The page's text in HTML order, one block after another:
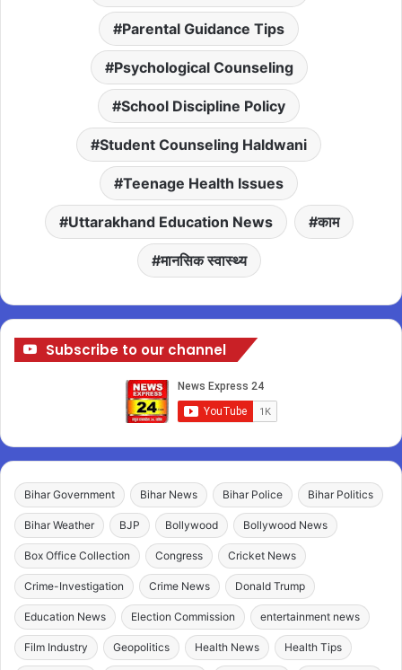
Parental Guidance Tips
Psychological Counseling
School Discipline Policy
Student Counseling Haldwani
Teenage Health Issues
Uttarakhand Education News काम
मानसिक स्वास्थ्य
Subscribe to our channel
Bihar Government Bihar News Bihar Police Bihar Politics
Bihar Weather BJP Bollywood Bollywood News
Box Office Collection Congress Cricket News
Crime-Investigation Crime News Donald Trump
Education News Election Commission entertainment news
Film Industry Geopolitics Health News Health Tips